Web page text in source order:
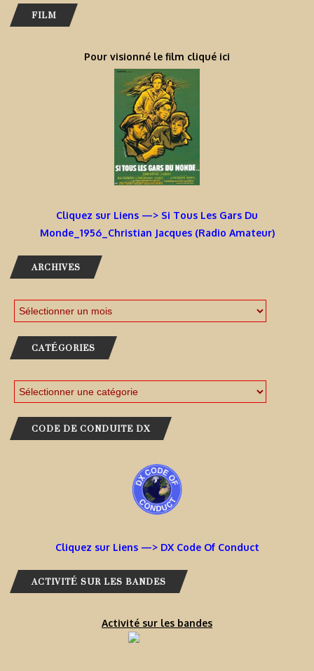
FILM
Pour visionné le film cliqué ici
Cliquez sur Liens —> Si Tous Les Gars Du
Monde_1956_Christian Jacques (Radio Amateur)
ARCHIVES
CATÉGORIES
CODE DE CONDUITE DX
Cliquez sur Liens —> DX Code Of Conduct
ACTIVITÉ SUR LES BANDES
Activité sur les bandes